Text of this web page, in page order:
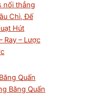
nối thẳng
Chì, Đế
Hút
Ray – Lược
Quấn
Băng Quấn